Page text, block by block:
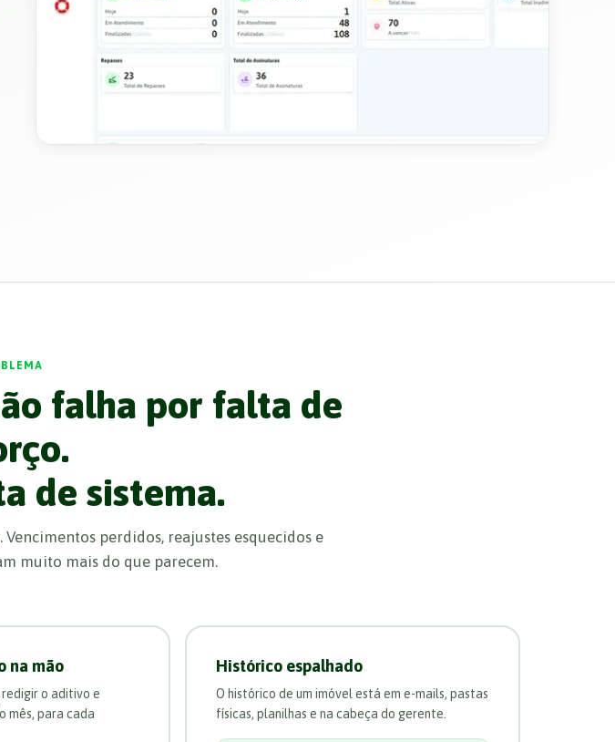
falha por falta de
de sistema.
perdidos, reajustes esquecidos e
muito mais do que parecem.
na mão
o aditivo e
mês, para cada
Histórico espalhado
O histórico de um imóvel está em e-mails, pastas
físicas, planilhas e na cabeça do gerente.